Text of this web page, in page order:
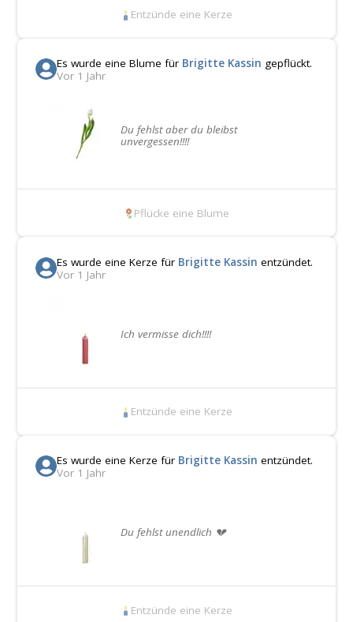
Entzünde eine Kerze
Es wurde eine Blume für Brigitte Kassin gepflückt.
Vor 1 Jahr
Du fehlst aber du bleibst
unvergessen!!!!
Pflücke eine Blume
Es wurde eine Kerze für Brigitte Kassin entzündet.
Vor 1 Jahr
Ich vermisse dich!!!!
Entzünde eine Kerze
Es wurde eine Kerze für Brigitte Kassin entzündet.
Vor 1 Jahr
Du fehlst unendlich 💔
Entzünde eine Kerze